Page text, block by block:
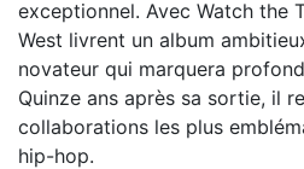
exceptionnel. Avec Watch the
West livrent un album
novateur qui marquera
Quinze ans après sa sortie, il
collaborations les plus
hip-hop.